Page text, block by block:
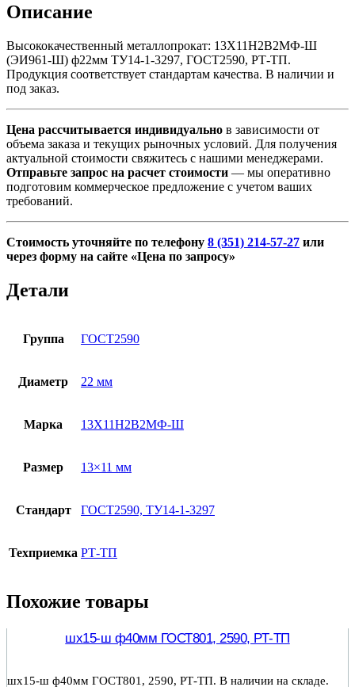
ф22мм
ТУ14-
3297,
ГОСТ2590,
РТ-
ТП
Описание
Высококачественный металлопрокат: 13Х11Н2В2МФ-Ш
(ЭИ961-Ш) ф22мм ТУ14-1-3297, ГОСТ2590, РТ-ТП.
Продукция соответствует стандартам качества. В наличии и
под заказ.
Цена рассчитывается индивидуально в зависимости от
объема заказа и текущих рыночных условий. Для получения
актуальной стоимости свяжитесь с нашими менеджерами.
Отправьте запрос на расчет стоимости — мы оперативно
подготовим коммерческое предложение с учетом ваших
требований.
Стоимость уточняйте по телефону 8 (351) 214-57-27 или
через форму на сайте «Цена по запросу»
Детали
Группа ГОСТ2590
Диаметр 22 мм
Марка 13Х11Н2В2МФ-Ш
Размер 13×11 мм
Стандарт ГОСТ2590, ТУ14-1-3297
Техприемка РТ-ТП
Похожие товары
шх15-ш ф40мм ГОСТ801, 2590, РТ-ТП
шх15-ш ф40мм ГОСТ801, 2590, РТ-ТП. В наличии на складе.